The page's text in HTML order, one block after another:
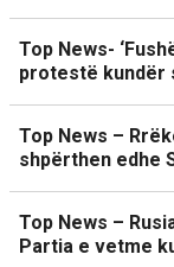
Top News-
protestë kundër
Top News –
shpërthen edhe
Top News –
Partia e vetme